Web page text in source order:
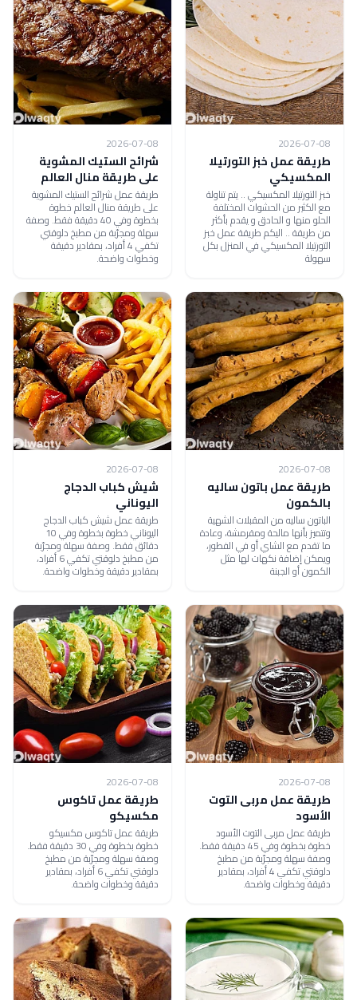
2026-07-08
طريقة عمل خبز التورتيلا
المكسيكي
خبز التورتيلا المكسيكي .. يتم تناولة
مع الكثير من الحشوات المختلفة
الحلو منها و الحادق و يقدم بأكثر
من طريقة .. اليكم طريقة عمل خبز
التورتيلا المكسيكي في المنزل بكل
سهولة
2026-07-08
شرائح الستيك المشوية
على طريقة منال العالم
طريقة عمل شرائح الستيك المشوية
على طريقة منال العالم خطوة
بخطوة وفي 40 دقيقة فقط. وصفة
سهلة ومجرّبة من مطبخ دلوقتي
تكفي 4 أفراد، بمقادير دقيقة
وخطوات واضحة.
2026-07-08
طريقة عمل باتون ساليه
بالكمون
الباتون ساليه من المقبلات الشهية
وتتميز بأنها مالحة ومقرمشة، وعادة
ما تقدم مع الشاي أو في الفطور،
ويمكن إضافة نكهات لها مثل
الكمون أو الجبنة
2026-07-08
شيش كباب الدجاج
اليوناني
طريقة عمل شيش كباب الدجاج
اليوناني خطوة بخطوة وفي 10
دقائق فقط. وصفة سهلة ومجرّبة
من مطبخ دلوقتي تكفي 6 أفراد،
بمقادير دقيقة وخطوات واضحة.
2026-07-08
طريقة عمل مربى التوت
الأسود
طريقة عمل مربى التوت الأسود
خطوة بخطوة وفي 45 دقيقة فقط.
وصفة سهلة ومجرّبة من مطبخ
دلوقتي تكفي 4 أفراد، بمقادير
دقيقة وخطوات واضحة.
2026-07-08
طريقة عمل تاكوس
مكسيكو
طريقة عمل تاكوس مكسيكو
خطوة بخطوة وفي 30 دقيقة فقط.
وصفة سهلة ومجرّبة من مطبخ
دلوقتي تكفي 6 أفراد، بمقادير
دقيقة وخطوات واضحة.